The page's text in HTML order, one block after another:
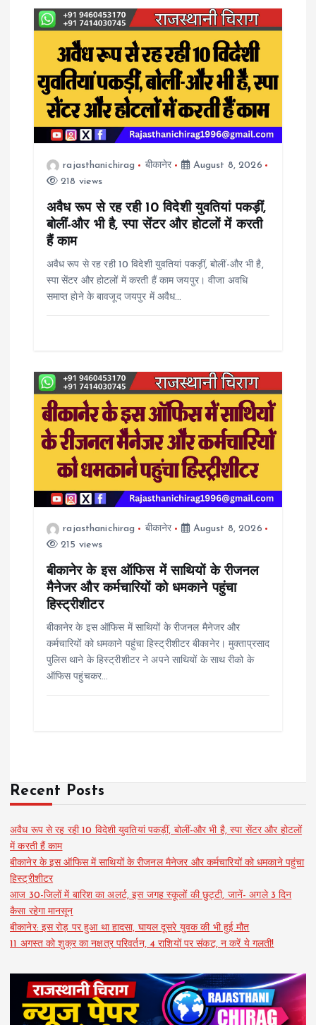
a
g
rajasthanichirag बीकानेर
August 8, 2026
218 views
अवैध रूप से रह रही 10 विदेशी युवतियां पकड़ीं,
बोलीं-और भी है, स्पा सेंटर और होटलों में करती
हैं काम
अवैध रूप से रह रही 10 विदेशी युवतियां पकड़ीं, बोलीं-और भी है,
स्पा सेंटर और होटलों में करती हैं काम जयपुर। वीजा अवधि
समाप्त होने के बावजूद जयपुर में अवैध…
rajasthanichirag बीकानेर
August 8, 2026
215 views
बीकानेर के इस ऑफिस में साथियों के रीजनल
मैनेजर और कर्मचारियों को धमकाने पहुंचा
हिस्ट्रीशीटर
बीकानेर के इस ऑफिस में साथियों के रीजनल मैनेजर और
कर्मचारियों को धमकाने पहुंचा हिस्ट्रीशीटर बीकानेर। मुक्ताप्रसाद
पुलिस थाने के हिस्ट्रीशीटर ने अपने साथियों के साथ रीको के
ऑफिस पहुंचकर…
Recent Posts
अवैध रूप से रह रही 10 विदेशी युवतियां पकड़ीं, बोलीं-और भी है, स्पा सेंटर और होटलों
में करती हैं काम
बीकानेर के इस ऑफिस में साथियों के रीजनल मैनेजर और कर्मचारियों को धमकाने पहुंचा
हिस्ट्रीशीटर
आज 30-जिलों में बारिश का अलर्ट, इस जगह स्कूलों की छुट्टी, जानें- अगले 3 दिन
कैसा रहेगा मानसून
बीकानेर: इस रोड़ पर हुआ था हादसा, घायल दूसरे युवक की भी हुई मौत
11 अगस्त को शुक्र का नक्षत्र परिवर्तन, 4 राशियों पर संकट, न करें ये गलती!